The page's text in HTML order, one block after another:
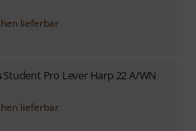
lieferbar
Student Pro Lever Harp 22 A/WN
lieferbar